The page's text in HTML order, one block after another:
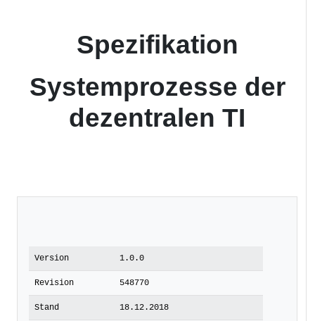
Spezifikation
Systemprozesse der
dezentralen TI
Version 1.0.0
Revision 548770
Stand 18.12.2018